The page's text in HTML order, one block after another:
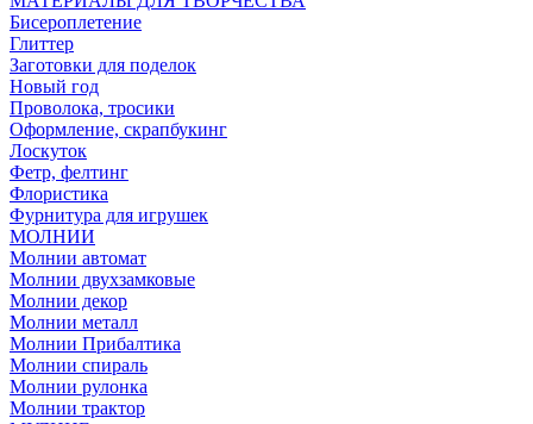
Бисероплетение
Глиттер
Заготовки для поделок
Новый год
Проволока, тросики
Оформление, скрапбукинг
Лоскуток
Фетр, фелтинг
Флористика
Фурнитура для игрушек
МОЛНИИ
Молнии автомат
Молнии двухзамковые
Молнии декор
Молнии металл
Молнии Прибалтика
Молнии спираль
Молнии рулонка
Молнии трактор